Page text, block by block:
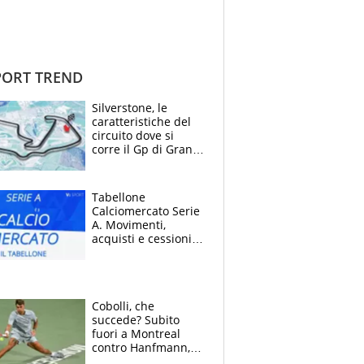
TREND
Silverstone, le
caratteristiche del
circuito dove si
corre il Gp di Gran
Tabellone
Calciomercato Serie
A. Movimenti,
acquisti e cessioni:
Cobolli, che
succede? Subito
fuori a Montreal
contro Hanfmann,